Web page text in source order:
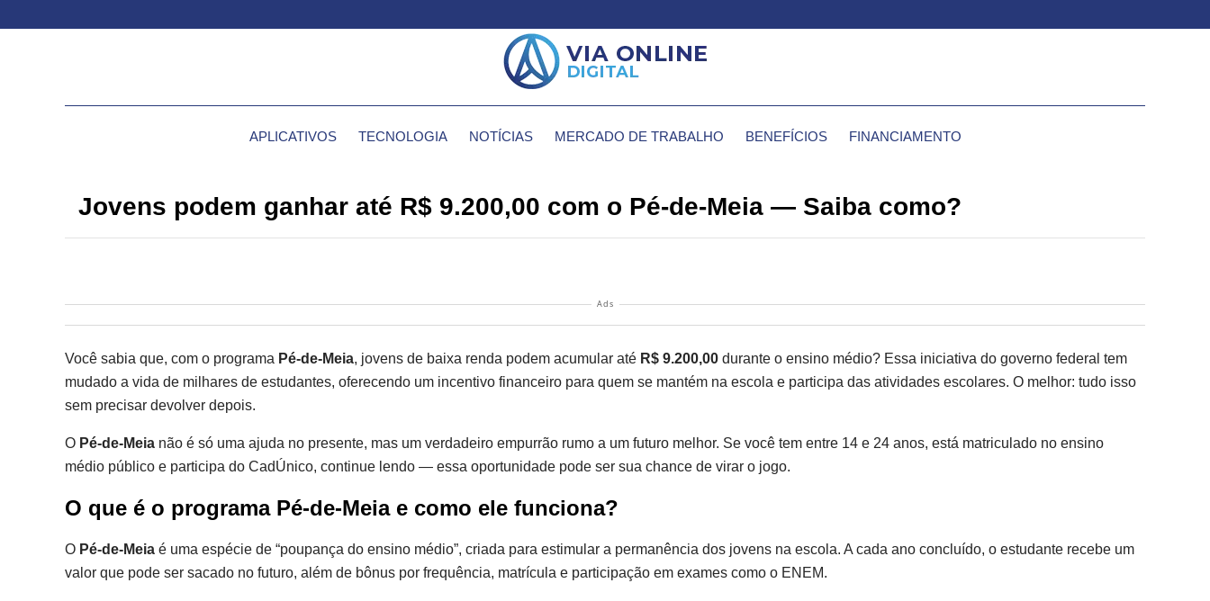
APLICATIVOS TECNOLOGIA NOTÍCIAS MERCADO DE TRABALHO BENEFÍCIOS FINANCIAMENTO
Jovens podem ganhar até R$ 9.200,00 com o Pé-de-Meia — Saiba como?
Ads
Você sabia que, com o programa Pé-de-Meia, jovens de baixa renda podem acumular até R$ 9.200,00 durante o ensino médio? Essa iniciativa do governo federal tem
mudado a vida de milhares de estudantes, oferecendo um incentivo financeiro para quem se mantém na escola e participa das atividades escolares. O melhor: tudo isso
sem precisar devolver depois.
O Pé-de-Meia não é só uma ajuda no presente, mas um verdadeiro empurrão rumo a um futuro melhor. Se você tem entre 14 e 24 anos, está matriculado no ensino
médio público e participa do CadÚnico, continue lendo — essa oportunidade pode ser sua chance de virar o jogo.
O que é o programa Pé-de-Meia e como ele funciona?
O Pé-de-Meia é uma espécie de “poupança do ensino médio”, criada para estimular a permanência dos jovens na escola. A cada ano concluído, o estudante recebe um
valor que pode ser sacado no futuro, além de bônus por frequência, matrícula e participação em exames como o ENEM.